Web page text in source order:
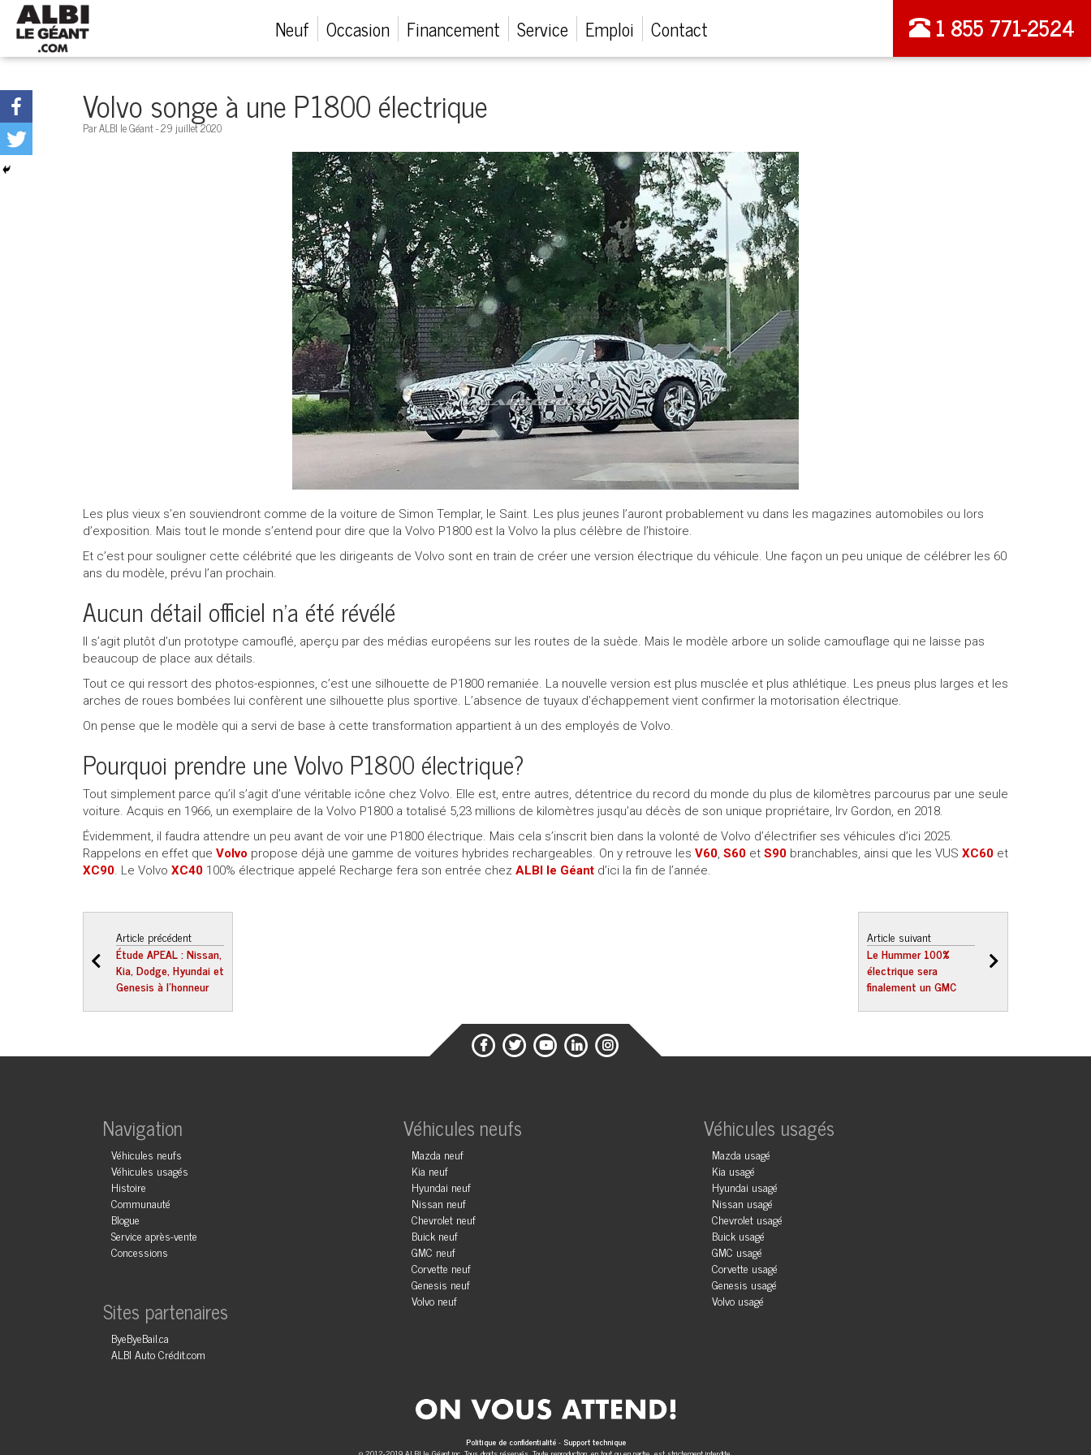
Menu
Véhicules d'occasion
Financement automobile
Neuf Occasion Financement Service Emploi Contact 1 855 771-2524
Volvo songe à une P1800 électrique
Par ALBI le Géant - 29 juillet 2020
Les plus vieux s’en souviendront comme de la voiture de Simon Templar, le Saint. Les plus jeunes l’auront probablement vu dans les magazines automobiles ou lors
d’exposition. Mais tout le monde s’entend pour dire que la Volvo P1800 est la Volvo la plus célèbre de l’histoire.
Et c’est pour souligner cette célébrité que les dirigeants de Volvo sont en train de créer une version électrique du véhicule. Une façon un peu unique de célébrer les 60
ans du modèle, prévu l’an prochain.
Aucun détail officiel n’a été révélé
Il s’agit plutôt d’un prototype camouflé, aperçu par des médias européens sur les routes de la suède. Mais le modèle arbore un solide camouflage qui ne laisse pas
beaucoup de place aux détails.
Tout ce qui ressort des photos-espionnes, c’est une silhouette de P1800 remaniée. La nouvelle version est plus musclée et plus athlétique. Les pneus plus larges et les
arches de roues bombées lui confèrent une silhouette plus sportive. L’absence de tuyaux d’échappement vient confirmer la motorisation électrique.
On pense que le modèle qui a servi de base à cette transformation appartient à un des employés de Volvo.
Pourquoi prendre une Volvo P1800 électrique?
Tout simplement parce qu’il s’agit d’une véritable icône chez Volvo. Elle est, entre autres, détentrice du record du monde du plus de kilomètres parcourus par une seule
voiture. Acquis en 1966, un exemplaire de la Volvo P1800 a totalisé 5,23 millions de kilomètres jusqu’au décès de son unique propriétaire, Irv Gordon, en 2018.
Évidemment, il faudra attendre un peu avant de voir une P1800 électrique. Mais cela s’inscrit bien dans la volonté de Volvo d’électrifier ses véhicules d’ici 2025.
Rappelons en effet que Volvo propose déjà une gamme de voitures hybrides rechargeables. On y retrouve les V60, S60 et S90 branchables, ainsi que les VUS XC60 et
XC90. Le Volvo XC40 100% électrique appelé Recharge fera son entrée chez ALBI le Géant d’ici la fin de l’année.
Article précédent
Étude APEAL : Nissan,
Kia, Dodge, Hyundai et
Genesis à l’honneur
Article suivant
Le Hummer 100%
électrique sera
finalement un GMC
Navigation
Véhicules neufs
Véhicules usagés
Histoire
Communauté
Blogue
Service après-vente
Concessions
Sites partenaires
ByeByeBail.ca
ALBI Auto Crédit.com
Véhicules neufs
Mazda neuf
Kia neuf
Hyundai neuf
Nissan neuf
Chevrolet neuf
Buick neuf
GMC neuf
Corvette neuf
Genesis neuf
Volvo neuf
Véhicules usagés
Mazda usagé
Kia usagé
Hyundai usagé
Nissan usagé
Chevrolet usagé
Buick usagé
GMC usagé
Corvette usagé
Genesis usagé
Volvo usagé
Politique de confidentialité-Support technique